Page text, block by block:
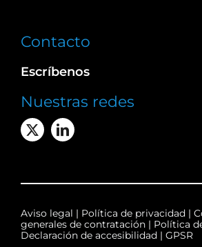
Contacto
Escríbenos
Nuestras redes
Aviso legal | Política de privacidad |
generales de contratación| Política
Declaración de accesibilidad| GPSR